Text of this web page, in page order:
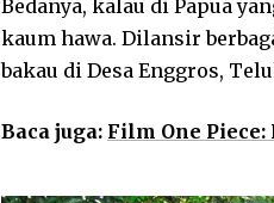
Bedanya, kalau di Papua
kaum hawa. Dilansir
bakau di Desa Enggros,
Baca juga: Film One